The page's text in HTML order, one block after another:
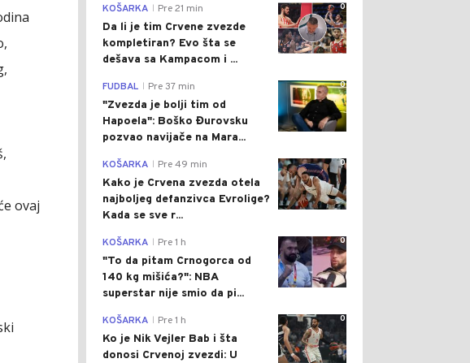
ovaj
0
KOŠARKA Pre 21 min
Da li je tim Crvene zvezde
kompletiran? Evo šta se
dešava sa Kampacom i ...
0
FUDBAL Pre 37 min
"Zvezda je bolji tim od
Hapoela": Boško Đurovsku
pozvao navijače na Mara...
0
KOŠARKA Pre 49 min
Kako je Crvena zvezda otela
najboljeg defanzivca Evrolige?
Kada se sve r...
0
KOŠARKA Pre 1 h
"To da pitam Crnogorca od
140 kg mišića?": NBA
superstar nije smio da pi...
0
KOŠARKA Pre 1 h
Ko je Nik Vejler Bab i šta
donosi Crvenoj zvezdi: U